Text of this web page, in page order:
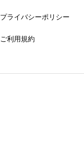
プライバシーポリシー
ご利用規約